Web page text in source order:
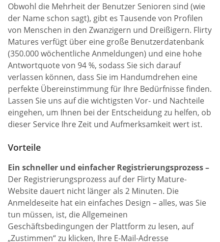
Obwohl die Mehrheit der Benutzer Senioren sind (wie
der Name schon sagt), gibt es Tausende von Profilen
von Menschen in den Zwanzigern und Dreißigern. Flirty
Matures verfügt über eine große Benutzerdatenbank
(350.000 wöchentliche Anmeldungen) und eine hohe
Antwortquote von 94 %, sodass Sie sich darauf
verlassen können, dass Sie im Handumdrehen eine
perfekte Übereinstimmung für Ihre Bedürfnisse finden.
Lassen Sie uns auf die wichtigsten Vor- und Nachteile
eingehen, um Ihnen bei der Entscheidung zu helfen, ob
dieser Service Ihre Zeit und Aufmerksamkeit wert ist.
Vorteile
Ein schneller und einfacher Registrierungsprozess –
Der Registrierungsprozess auf der Flirty Mature-
Website dauert nicht länger als 2 Minuten. Die
Anmeldeseite hat ein einfaches Design – alles, was Sie
tun müssen, ist, die Allgemeinen
Geschäftsbedingungen der Plattform zu lesen, auf
„Zustimmen“ zu klicken, Ihre E-Mail-Adresse